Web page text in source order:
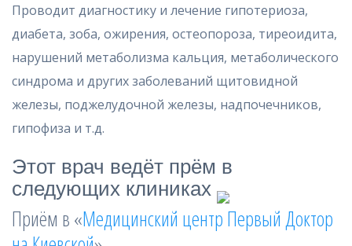
Проводит диагностику и лечение гипотериоза,
диабета, зоба, ожирения, остеопороза, тиреоидита,
нарушений метаболизма кальция, метаболического
синдрома и других заболеваний щитовидной
железы, поджелудочной железы, надпочечников,
гипофиза и т.д.
Этот врач ведёт прём в
следующих клиниках
Приём в «Медицинский центр Первый Доктор